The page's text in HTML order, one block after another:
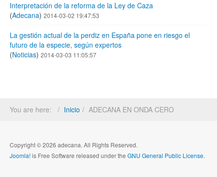
Interpretación de la reforma de la Ley de Caza
(Adecana) 2014-03-02 19:47:53
La gestión actual de la perdiz en España pone en riesgo el
futuro de la especie, según expertos
(Noticias) 2014-03-03 11:05:57
You are here: Inicio ADECANA EN ONDA CERO
Copyright © 2026 adecana. All Rights Reserved.
Joomla!is Free Software released under the GNU General Public License.